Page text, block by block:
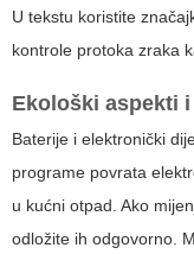
U tekstu koristite
kontrole protoka zraka
Ekološki aspekti
Baterije i elektronički
programe povrata
u kućni otpad. Ako
odložite ih odgovorno.